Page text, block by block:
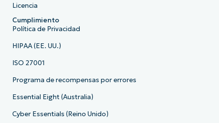
Licencia
Cumplimiento
Política de Privacidad
HIPAA (EE. UU.)
ISO 27001
Programa de recompensas por errores
Essential Eight (Australia)
Cyber Essentials (Reino Unido)